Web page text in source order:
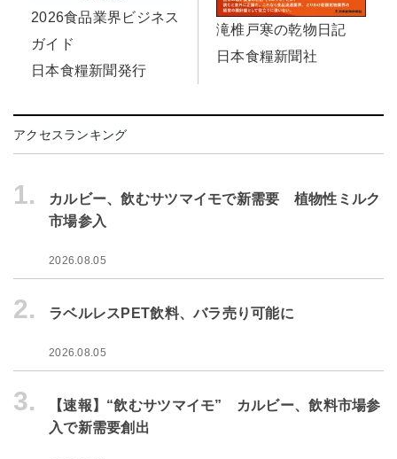
2026食品業界ビジネス
ガイド
日本食糧新聞発行
滝椎戸寒の乾物日記
日本食糧新聞社
アクセスランキング
1.
カルビー、飲むサツマイモで新需要 植物性ミルク
市場参入
2026.08.05
2. ラベルレスPET飲料、バラ売り可能に
2026.08.05
3.
【速報】“飲むサツマイモ” カルビー、飲料市場参
入で新需要創出